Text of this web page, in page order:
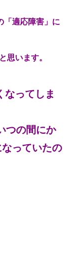
「適応障害」に
思います。
なってしま
つの間にか
っていたの